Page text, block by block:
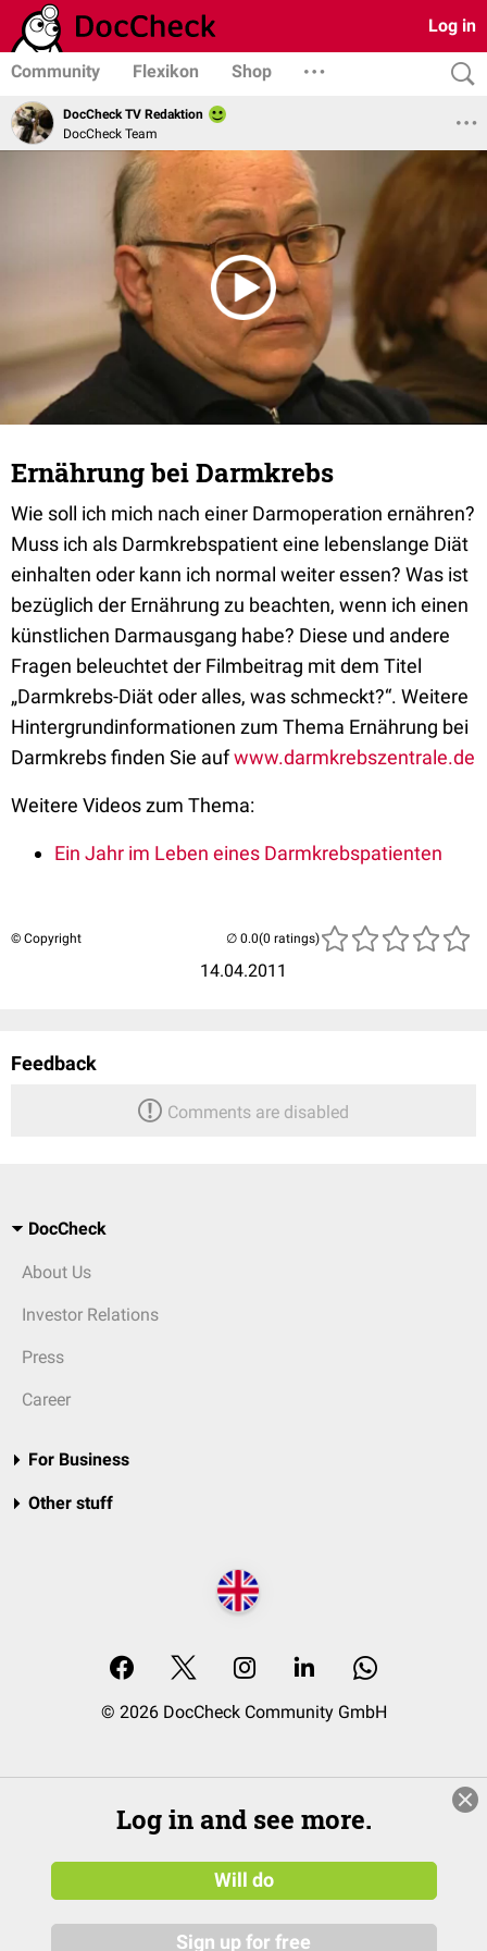
Log in
Community Flexikon Shop
DocCheck TV Redaktion
DocCheck Team
Ernährung bei Darmkrebs
Wie soll ich mich nach einer Darmoperation ernähren?
Muss ich als Darmkrebspatient eine lebenslange Diät
einhalten oder kann ich normal weiter essen? Was ist
bezüglich der Ernährung zu beachten, wenn ich einen
künstlichen Darmausgang habe? Diese und andere
Fragen beleuchtet der Filmbeitrag mit dem Titel
„Darmkrebs-Diät oder alles, was schmeckt?“. Weitere
Hintergrundinformationen zum Thema Ernährung bei
Darmkrebs finden Sie aufwww.darmkrebszentrale.de
Weitere Videos zum Thema:
Ein Jahr im Leben eines Darmkrebspatienten
© Copyright
14.04.2011
(0 ratings)
Feedback
Comments are disabled
DocCheck
About Us
Investor Relations
Press
Career
For Business
Other stuff
© 2026 DocCheck Community GmbH
Log in and see more.
Will do
Sign up for free